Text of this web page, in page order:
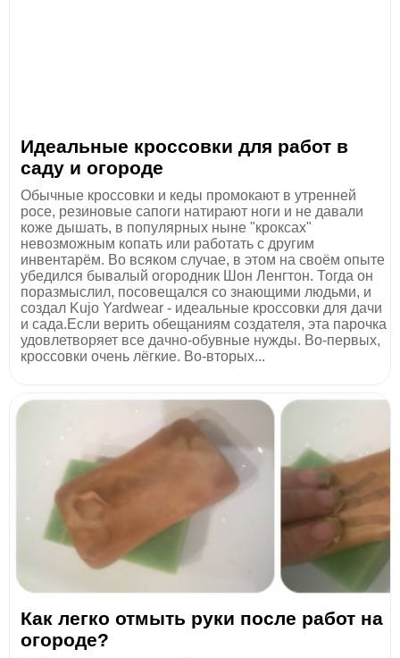
Идеальные кроссовки для работ в
саду и огороде
Обычные кроссовки и кеды промокают в утренней
росе, резиновые сапоги натирают ноги и не давали
коже дышать, в популярных ныне "кроксах"
невозможным копать или работать с другим
инвентарём. Во всяком случае, в этом на своём опыте
убедился бывалый огородник Шон Ленгтон. Тогда он
поразмыслил, посовещался со знающими людьми, и
создал Kujo Yardwear - идеальные кроссовки для дачи
и сада.Если верить обещаниям создателя, эта парочка
удовлетворяет все дачно-обувные нужды. Во-первых,
кроссовки очень лёгкие. Во-вторых...
Как легко отмыть руки после работ на
огороде?